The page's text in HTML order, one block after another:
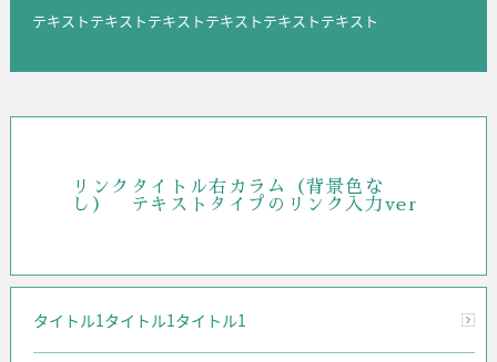
テキストテキストテキストテキストテキストテキスト
リンクタイトル右カラム（背景色な
し） テキストタイプのリンク入力ver
タイトル1タイトル1タイトル1